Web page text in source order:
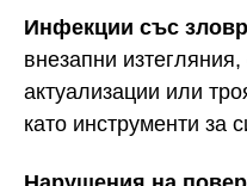
Инфекции със
внезапни
актуализации или
като инструменти за